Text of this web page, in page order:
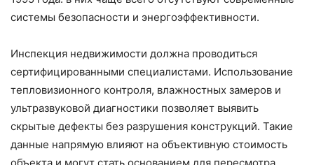
системы безопасности и энергоэффективности.
Инспекция недвижимости должна проводиться
сертифицированными специалистами. Использование
тепловизионного контроля, влажностных замеров и
ультразвуковой диагностики позволяет выявить
скрытые дефекты без разрушения конструкций. Такие
данные напрямую влияют на объективную стоимость